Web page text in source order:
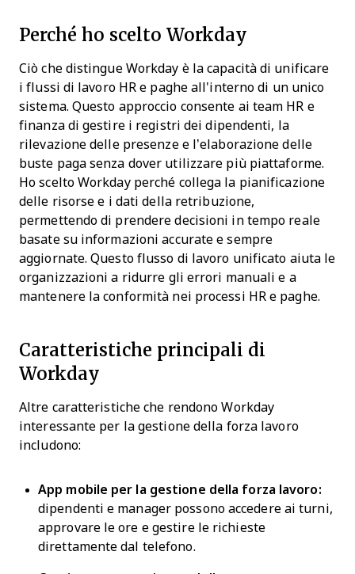
Perché ho scelto Workday
Ciò che distingue Workday è la capacità di unificare
i flussi di lavoro HR e paghe all'interno di un unico
sistema. Questo approccio consente ai team HR e
finanza di gestire i registri dei dipendenti, la
rilevazione delle presenze e l’elaborazione delle
buste paga senza dover utilizzare più piattaforme.
Ho scelto Workday perché collega la pianificazione
delle risorse e i dati della retribuzione,
permettendo di prendere decisioni in tempo reale
basate su informazioni accurate e sempre
aggiornate. Questo flusso di lavoro unificato aiuta le
organizzazioni a ridurre gli errori manuali e a
mantenere la conformità nei processi HR e paghe.
Caratteristiche principali di
Workday
Altre caratteristiche che rendono Workday
interessante per la gestione della forza lavoro
includono:
App mobile per la gestione della forza lavoro:
dipendenti e manager possono accedere ai turni,
approvare le ore e gestire le richieste
direttamente dal telefono.